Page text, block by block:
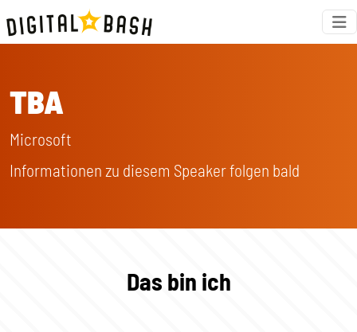
TBA
Microsoft
Informationen zu diesem Speaker folgen bald
Das bin ich